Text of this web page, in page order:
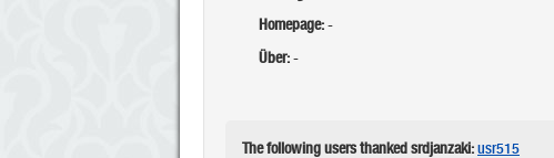
Homepage:-
Über:-
The following users thanked srdjanzaki:usr515